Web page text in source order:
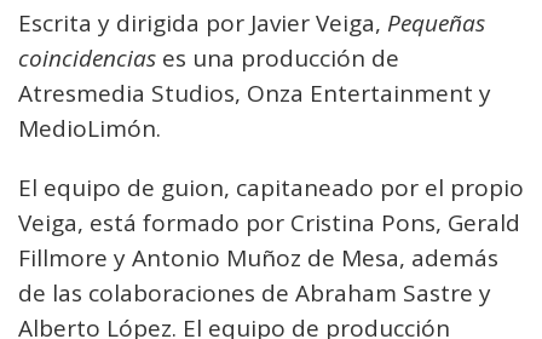
Escrita y dirigida por Javier Veiga, Pequeñas
coincidencias es una producción de
Atresmedia Studios, Onza Entertainment y
MedioLimón.
El equipo de guion, capitaneado por el propio
Veiga, está formado por Cristina Pons, Gerald
Fillmore y Antonio Muñoz de Mesa, además
de las colaboraciones de Abraham Sastre y
Alberto López. El equipo de producción